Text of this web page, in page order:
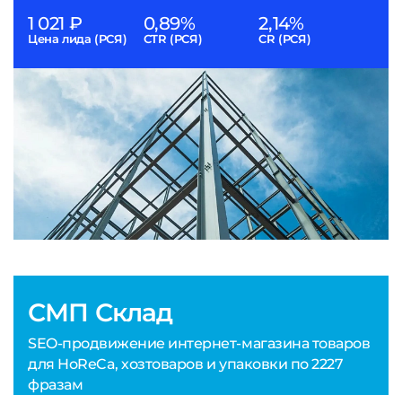
СМП Склад
SEO-продвижение интернет-магазина товаров
для HoReCa, хозтоваров и упаковки по 2227
фразам
1 021 ₽
Цена лида (РСЯ)
0,89%
CTR (РСЯ)
2,14%
CR (РСЯ)